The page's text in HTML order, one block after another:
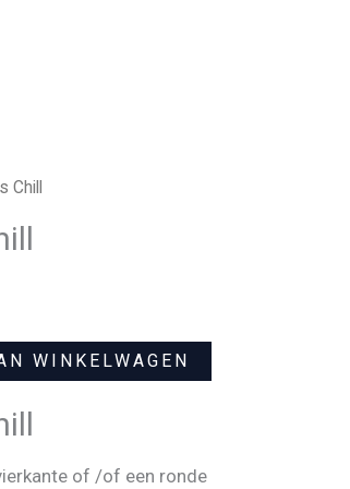
Chill
WINKELWAGEN
of /of een ronde